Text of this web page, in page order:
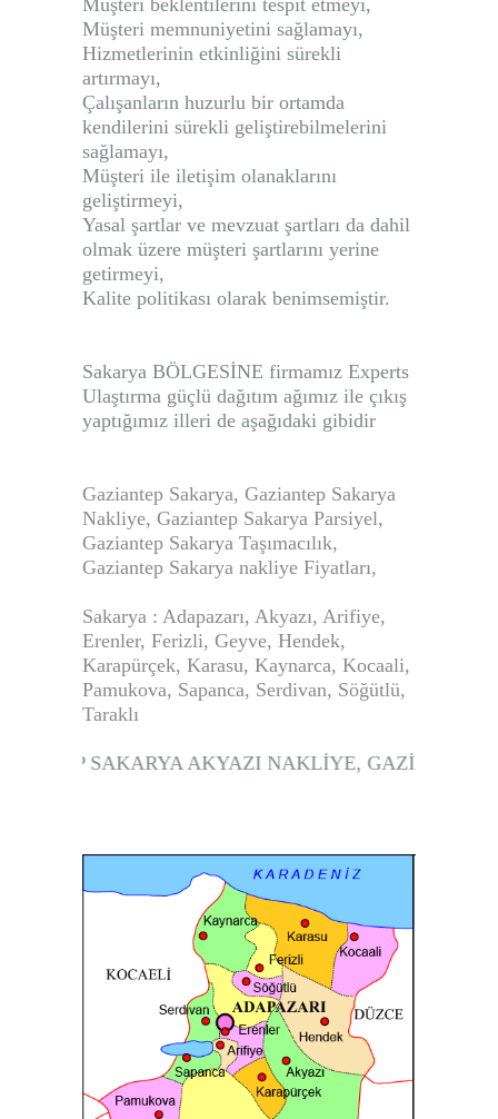
Müşteri beklentilerini tespit etmeyi,
Müşteri memnuniyetini sağlamayı,
Hizmetlerinin etkinliğini sürekli
artırmayı,
Çalışanların huzurlu bir ortamda
kendilerini sürekli geliştirebilmelerini
sağlamayı,
Müşteri ile iletişim olanaklarını
geliştirmeyi,
Yasal şartlar ve mevzuat şartları da dahil
olmak üzere müşteri şartlarını yerine
getirmeyi,
Kalite politikası olarak benimsemiştir.
Sakarya BÖLGESİNE firmamız Experts
Ulaştırma güçlü dağıtım ağımız ile çıkış
yaptığımız illeri de aşağıdaki gibidir
Gaziantep Sakarya, Gaziantep Sakarya
Nakliye, Gaziantep Sakarya Parsiyel,
Gaziantep Sakarya Taşımacılık,
Gaziantep Sakarya nakliye Fiyatları,
Sakarya : Adapazarı, Akyazı, Arifiye,
Erenler, Ferizli, Geyve, Hendek,
Karapürçek, Karasu, Kaynarca, Kocaali,
Pamukova, Sapanca, Serdivan, Söğütlü,
Taraklı
SAKARYA AKYAZI NAKLİYE, GAZİANTEP